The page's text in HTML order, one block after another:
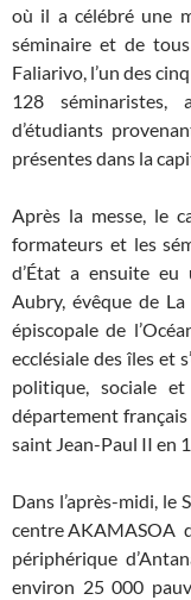
où il a célébré une
séminaire et de
Faliarivo, l’un des
128 séminaristes,
d’étudiants
présentes dans la
Après la messe, le
formateurs et les
d’État a ensuite
Aubry, évêque de
épiscopale de
ecclésiale des îles et
politique, sociale
département
saint Jean-Paul II en
Dans l’après-midi, le
centre AKAMASOA
périphérique
environ 25 000